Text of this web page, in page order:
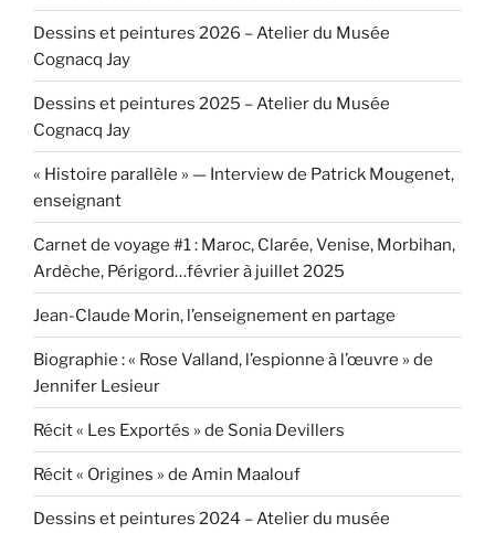
Dessins et peintures 2026 – Atelier du Musée
Cognacq Jay
Dessins et peintures 2025 – Atelier du Musée
Cognacq Jay
« Histoire parallèle » — Interview de Patrick Mougenet,
enseignant
Carnet de voyage #1 : Maroc, Clarée, Venise, Morbihan,
Ardèche, Périgord…février à juillet 2025
Jean-Claude Morin, l’enseignement en partage
Biographie : « Rose Valland, l’espionne à l’œuvre » de
Jennifer Lesieur
Récit « Les Exportés » de Sonia Devillers
Récit « Origines » de Amin Maalouf
Dessins et peintures 2024 – Atelier du musée